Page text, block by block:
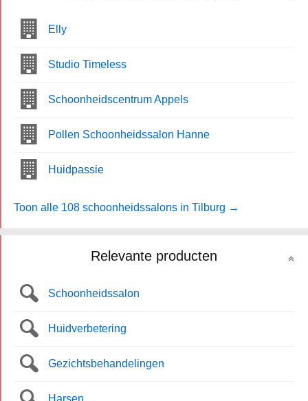
Elly
Studio Timeless
Schoonheidscentrum Appels
Pollen Schoonheidssalon Hanne
Huidpassie
Toon alle 108 schoonheidssalons in Tilburg →
Relevante producten
Schoonheidssalon
Huidverbetering
Gezichtsbehandelingen
Harsen